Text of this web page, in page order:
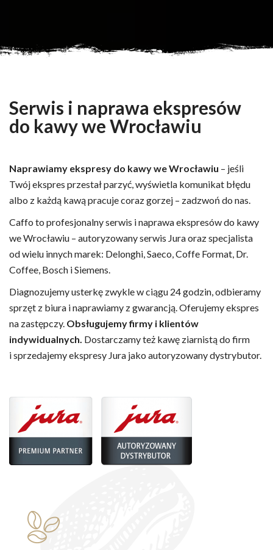
Serwis i naprawa ekspresów
do kawy we Wrocławiu
Naprawiamy ekspresy do kawy we Wrocławiu – jeśli
Twój ekspres przestał parzyć, wyświetla komunikat błędu
albo z każdą kawą pracuje coraz gorzej – zadzwoń do nas.
Caffo to profesjonalny serwis i naprawa ekspresów do kawy
we Wrocławiu – autoryzowany serwis Jura oraz specjalista
od wielu innych marek: Delonghi, Saeco, Coffe Format, Dr.
Coffee, Bosch i Siemens.
Diagnozujemy usterkę zwykle w ciągu 24 godzin, odbieramy
sprzęt z biura i naprawiamy z gwarancją. Oferujemy ekspres
na zastępczy. Obsługujemy firmy i klientów
indywidualnych. Dostarczamy też kawę ziarnistą do firm
i sprzedajemy ekspresy Jura jako autoryzowany dystrybutor.